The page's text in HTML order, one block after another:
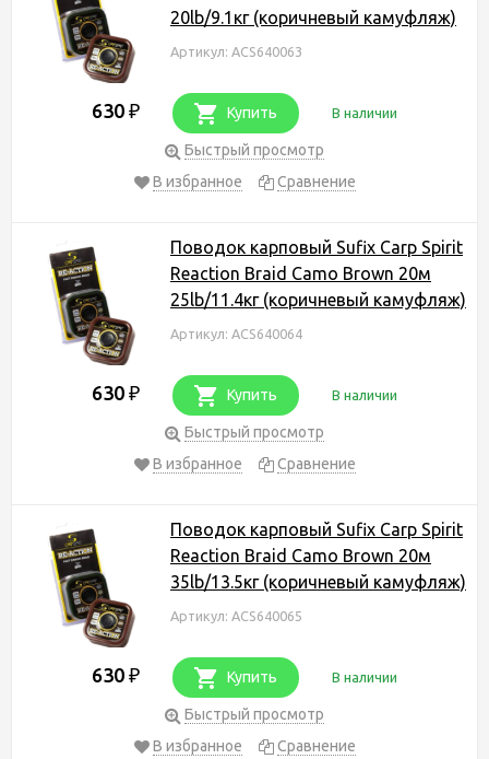
20lb/9.1кг (коричневый камуфляж)
Артикул: ACS640063
630 ₽ Купить В наличии
Быстрый просмотр
В избранное
Сравнение
Поводок карповый Sufix Carp Spirit
Reaction Braid Camo Brown 20м
25lb/11.4кг (коричневый камуфляж)
Артикул: ACS640064
630 ₽ Купить В наличии
Быстрый просмотр
В избранное
Сравнение
Поводок карповый Sufix Carp Spirit
Reaction Braid Camo Brown 20м
35lb/13.5кг (коричневый камуфляж)
Артикул: ACS640065
630 ₽ Купить В наличии
Быстрый просмотр
В избранное
Сравнение